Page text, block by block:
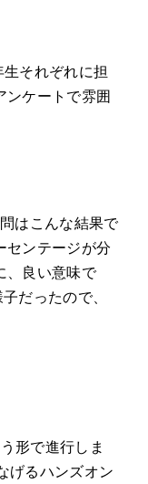
それぞれに担
ンケートで雰囲
はこんな結果で
センテージが分
、良い意味で
だったので、
形で進行しま
げるハンズオン